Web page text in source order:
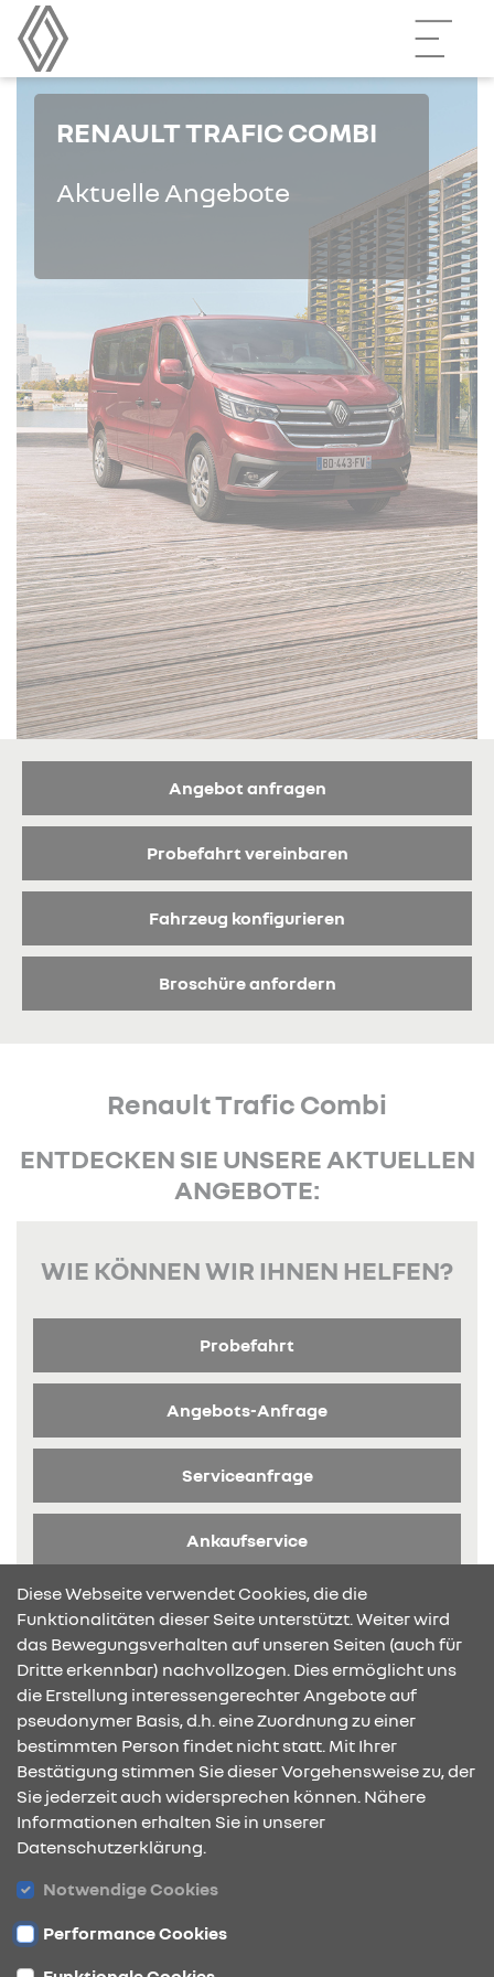
RENAULT TRAFIC COMBI
Aktuelle Angebote
Angebot anfragen
Probefahrt vereinbaren
Fahrzeug konfigurieren
Broschüre anfordern
Renault Trafic Combi
ENTDECKEN SIE UNSERE AKTUELLEN
ANGEBOTE:
WIE KÖNNEN WIR IHNEN HELFEN?
Probefahrt
Angebots-Anfrage
Serviceanfrage
Ankaufservice
Broschüre anfragen
KONTAKT & ANFAHRT
ÖFFNUNGSZEITEN
Diese Webseite verwendet Cookies, die die
Funktionalitäten dieser Seite unterstützt. Weiter wird
das Bewegungsverhalten auf unseren Seiten (auch für
Dritte erkennbar) nachvollzogen. Dies ermöglicht uns
die Erstellung interessengerechter Angebote auf
pseudonymer Basis, d.h. eine Zuordnung zu einer
bestimmten Person findet nicht statt. Mit Ihrer
Bestätigung stimmen Sie dieser Vorgehensweise zu, der
Sie jederzeit auch widersprechen können. Nähere
Informationen erhalten Sie in unserer
Datenschutzerklärung.
Notwendige Cookies
Performance Cookies